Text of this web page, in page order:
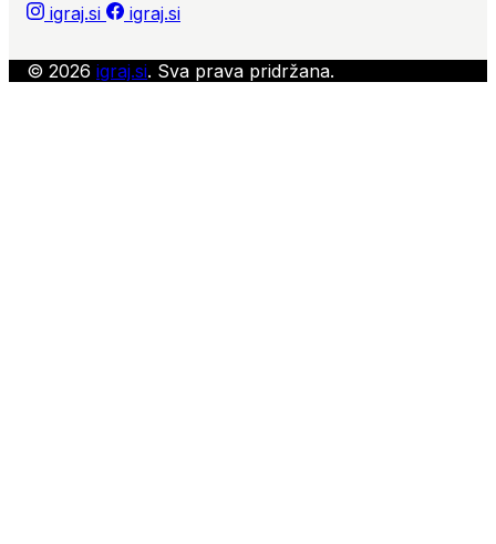
igraj.si igraj.si
© 2026 igraj.si. Sva prava pridržana.